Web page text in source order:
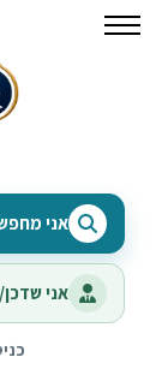
אני
אני